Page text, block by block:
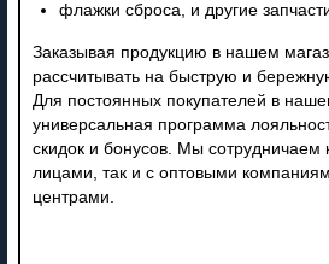
флажки сброса, и другие
Заказывая продукцию в нашем
рассчитывать на быструю и
Для постоянных покупателей в
универсальная программа
скидок и бонусов. Мы сотрудничаем
лицами, так и с оптовыми
центрами.